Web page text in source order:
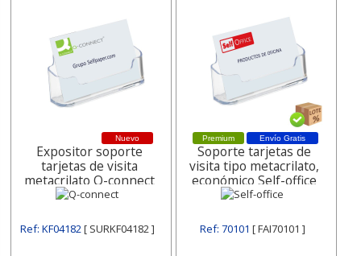
Nuevo
Expositor soporte
tarjetas de visita
metacrilato Q-connect
Ref: KF04182[ SURKF04182 ]
Envío Gratis
Premium
Soporte tarjetas de
visita tipo metacrilato,
económico Self-office
Ref: 70101 [ FAI70101 ]